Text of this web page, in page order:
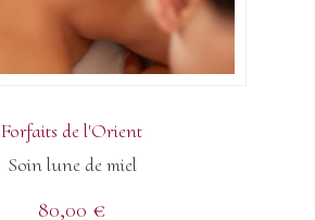
Forfaits de l'Orient
Soin lune de miel
80,00 €